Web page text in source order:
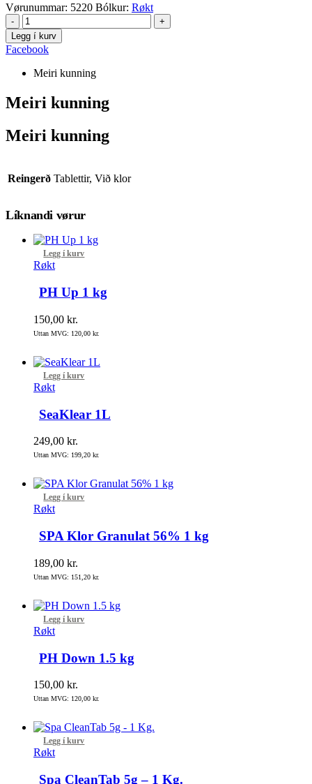
Vørunummar: 5220 Bólkur: Røkt
-
+
Legg í kurv
Facebook
Meiri kunning
Meiri kunning
Meiri kunning
Reingerð Tablettir, Við klor
Líknandi vørur
Legg í kurv
Røkt
PH Up 1 kg
150,00 kr.
Uttan MVG: 120,00 kr.
Legg í kurv
Røkt
SeaKlear 1L
249,00 kr.
Uttan MVG: 199,20 kr.
Legg í kurv
Røkt
SPA Klor Granulat 56% 1 kg
189,00 kr.
Uttan MVG: 151,20 kr.
Legg í kurv
Røkt
PH Down 1.5 kg
150,00 kr.
Uttan MVG: 120,00 kr.
Legg í kurv
Røkt
Spa CleanTab 5g – 1 Kg.